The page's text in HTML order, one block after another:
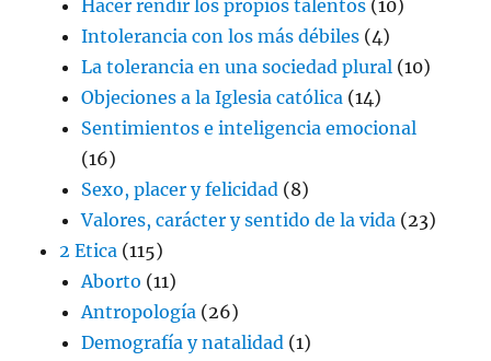
Hacer rendir los propios talentos (10)
Intolerancia con los más débiles (4)
La tolerancia en una sociedad plural (10)
Objeciones a la Iglesia católica (14)
Sentimientos e inteligencia emocional
(16)
Sexo, placer y felicidad (8)
Valores, carácter y sentido de la vida (23)
2 Etica (115)
Aborto (11)
Antropología (26)
Demografía y natalidad (1)